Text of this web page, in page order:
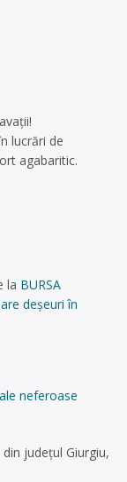
lucrări de
agabaritic.
la BURSA
deșeuri în
neferoase
județul Giurgiu,